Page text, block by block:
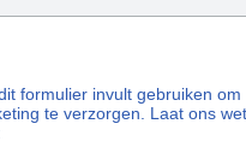
formulier invult gebruiken
te verzorgen. Laat ons